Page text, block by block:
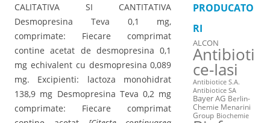
CALITATIVA SI CANTITATIVA
Desmopresina Teva 0,1 mg,
comprimate: Fiecare comprimat
contine acetat de desmopresina 0,1
mg echivalent cu desmopresina 0,089
mg. Excipienti: lactoza monohidrat
138,9 mg Desmopresina Teva 0,2 mg
comprimate: Fiecare comprimat
PRODUCATO
RI
ALCON
Antibioti
ce-Iasi
Antibiotice S.A.
Antibiotice SA
Bayer AG Berlin-
Chemie Menarini
Group Biochemie